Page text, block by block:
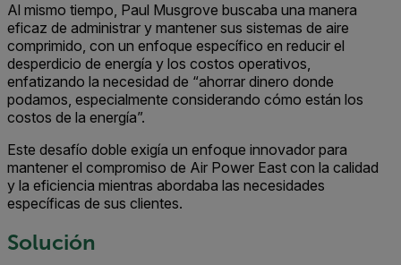
Al mismo tiempo, Paul Musgrove buscaba una manera
eficaz de administrar y mantener sus sistemas de aire
comprimido, con un enfoque específico en reducir el
desperdicio de energía y los costos operativos,
enfatizando la necesidad de “ahorrar dinero donde
podamos, especialmente considerando cómo están los
costos de la energía”.
Este desafío doble exigía un enfoque innovador para
mantener el compromiso de Air Power East con la calidad
y la eficiencia mientras abordaba las necesidades
específicas de sus clientes.
Solución